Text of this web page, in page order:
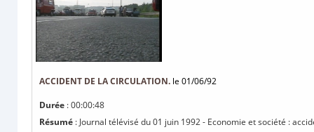
ACCIDENT DE LA CIRCULATION. le 01/06/92
Durée : 00:00:48
Résumé : Journal télévisé du 01 juin 1992 - Economie et société :